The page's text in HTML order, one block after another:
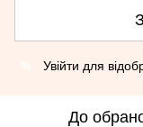
Увійти для
До